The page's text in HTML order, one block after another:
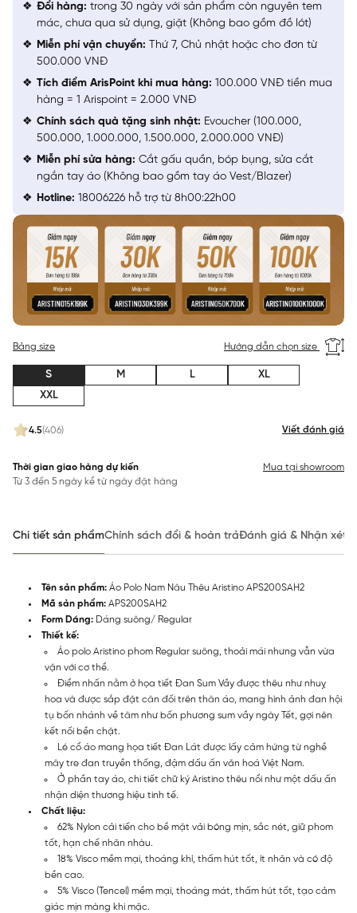
4.5(406) Viết đánh giá
Bảng size Hướng dẫn chọn size
S M L
XL
XXL
Thời gian giao hàng dự kiến
Từ 3 đến 5 ngày kể từ ngày đặt hàng
Mua tại showroom
Đổi hàng: trong 30 ngày với sản phẩm còn nguyên tem
mác, chưa qua sử dụng, giặt (Không bao gồm đồ lót)
Miễn phí vận chuyển: Thứ 7, Chủ nhật hoặc cho đơn từ
500.000 VNĐ
Tích điểm ArisPoint khi mua hàng: 100.000 VNĐ tiền mua
hàng = 1 Arispoint = 2.000 VNĐ
Chính sách quà tặng sinh nhật: Evoucher (100.000,
500.000, 1.000.000, 1.500.000, 2.000.000 VNĐ)
Miễn phí sửa hàng: Cắt gấu quần, bóp bụng, sửa cắt
ngắn tay áo (Không bao gồm tay áo Vest/Blazer)
Hotline: 18006226 hỗ trợ từ 8h00:22h00
Chi tiết sản phẩmChính sách đổi & hoàn trảĐánh giá & Nhận xét
Tên sản phẩm: Áo Polo Nam Nâu Thêu Aristino APS200SAH2
Mã sản phẩm: APS200SAH2
Form Dáng: Dáng suông/ Regular
Thiết kế:
Áo polo Aristino phom Regular suông, thoải mái nhưng vẫn vừa
vặn với cơ thể.
Điểm nhấn nằm ở họa tiết Đan Sum Vầy được thêu như nhuỵ
hoa và được sắp đặt cân đối trên thân áo, mang hình ảnh đan hội
tụ bốn nhánh về tâm như bốn phương sum vầy ngày Tết, gợi nên
kết nối bền chặt.
Lé cổ áo mang họa tiết Đan Lát được lấy cảm hứng từ nghề
mây tre đan truyền thống, đậm dấu ấn văn hoá Việt Nam.
Ở phần tay áo, chi tiết chữ ký Aristino thêu nổi như một dấu ấn
nhận diện thương hiệu tinh tế.
Chất liệu:
62% Nylon cải tiến cho bề mặt vải bóng mịn, sắc nét, giữ phom
tốt, hạn chế nhăn nhàu.
18% Visco mềm mại, thoáng khí, thấm hút tốt, ít nhăn và có độ
bền cao.
5% Visco (Tencel) mềm mại, thoáng mát, thấm hút tốt, tạo cảm
giác mịn màng khi mặc.